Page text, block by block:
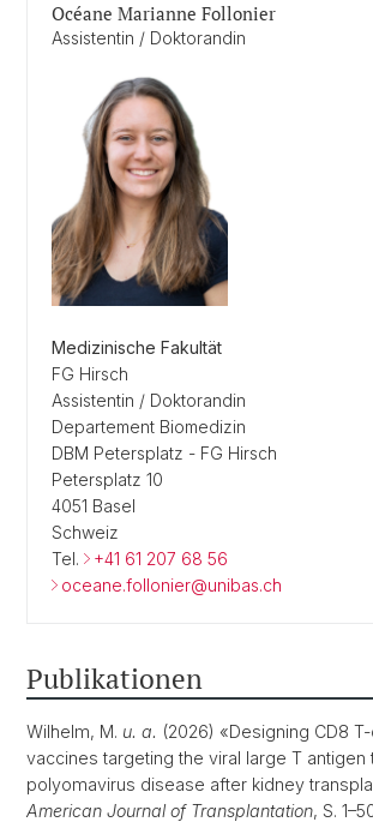
Océane Marianne Follonier
Assistentin / Doktorandin
Medizinische Fakultät
FG Hirsch
Assistentin / Doktorandin
Departement Biomedizin
DBM Petersplatz - FG Hirsch
Petersplatz 10
4051 Basel
Schweiz
Tel.
+41 61 207 68 56
oceane.follonier@unibas.ch
Publikationen
Wilhelm, M. u. a. (2026) «Designing CD8
vaccines targeting the viral large T antigen
polyomavirus disease after kidney
American Journal of Transplantation, S.